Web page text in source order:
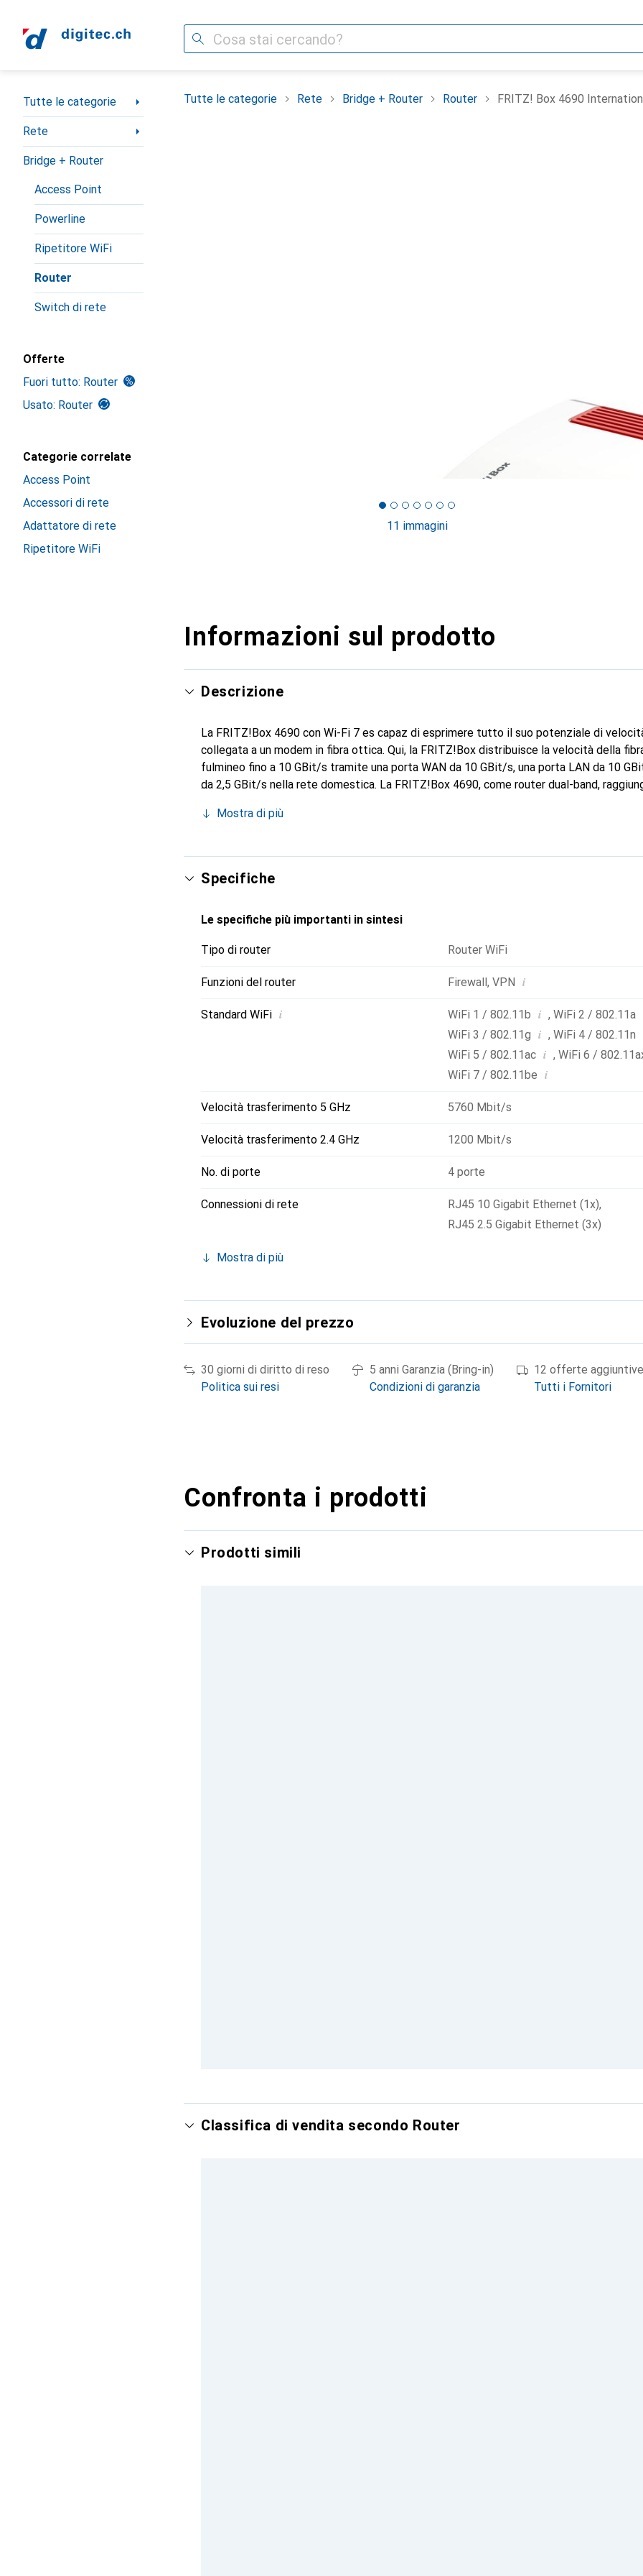
Cerca
Categoria Navigazione
Tutte le categorie
Rete
Bridge + Router
Access Point
Powerline
Ripetitore WiFi
Router
Switch di rete
Offerte
Fuori tutto: Router
Usato: Router
Categorie correlate
Access Point
Accessori di rete
Adattatore di rete
Ripetitore WiFi
Tutte le categorie Rete Bridge + Router Router FRITZ! Box 4690
11 immagini
Informazioni sul prodotto
Descrizione
La FRITZ!Box 4690 con Wi-Fi 7 es capaz di esprimere tutto il suo potenziale di
collegata a un modem in fibra ottica. Qui, la FRITZ!Box distribuisce la velocità della
fulmineo fino a 10 GBit/s tramite una porta WAN da 10 GBit/s, una porta LAN da 10
da 2,5 GBit/s nella rete domestica. La FRITZ!Box 4690, come router dual-band,
ad esempio per il riscaldamento e l'efficienza energetica.
Mostra di più
Specifiche
Le specifiche più importanti in sintesi
Tipo di router Router WiFi
Funzioni del router Firewall, VPN i
Standard WiFi i WiFi 1 / 802.11b i , WiFi 2 / 802.11a
WiFi 3 / 802.11g i , WiFi 4 / 802.11n
WiFi 5 / 802.11ac i , WiFi 6 /
WiFi 7 / 802.11be i
Velocità trasferimento 5 GHz 5760 Mbit/s
Velocità trasferimento 2.4 GHz 1200 Mbit/s
No. di porte 4 porte
Connessioni di rete RJ45 10 Gigabit Ethernet (1x),
RJ45 2.5 Gigabit Ethernet (3x)
Mostra di più
Evoluzione del prezzo
30 giorni di diritto di reso
Politica sui resi
5 anni Garanzia (Bring-in)
Condizioni di garanzia
12 offerte aggiuntive
Tutti i Fornitori
Confronta i prodotti
Prodotti simili
Classifica di vendita secondo Router